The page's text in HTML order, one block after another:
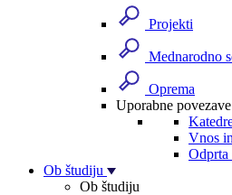
Projekti
Mednarodno
Oprema
Uporabne povezave
Vnos
Odprta
Ob študiju
Ob študiju